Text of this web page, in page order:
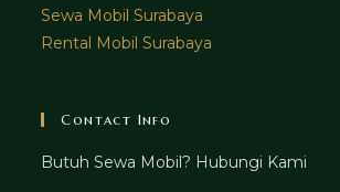
Sewa Mobil Surabaya
Rental Mobil Surabaya
Contact Info
Butuh Sewa Mobil? Hubungi Kami